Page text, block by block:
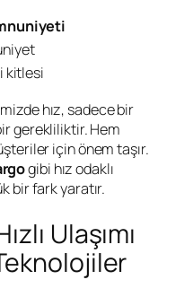
kitlesi
hız, sadece bir
gerekliliktir. Hem
için önem taşır.
gibi hız odaklı
bir fark yaratır.
Ulaşımı